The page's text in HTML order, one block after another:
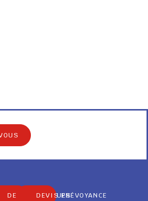
MARBRERIE
DEVIS OBSÈQUES
DEVIS PRÉVOYANCE